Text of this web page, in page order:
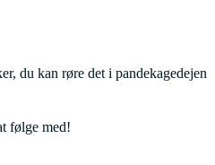
du kan røre det i pandekagedejen
følge med!